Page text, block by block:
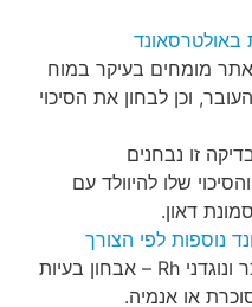
מומחים בעיקר במוח
וכן לבחון את הסיכוי
זו נבחנים
שלו להיוולד עם
דאון.
נוספות לפי הצורך
ספירת דם, העמסת סוכר ונוגדני Rh – אבחון בעיות
או אנמיה.